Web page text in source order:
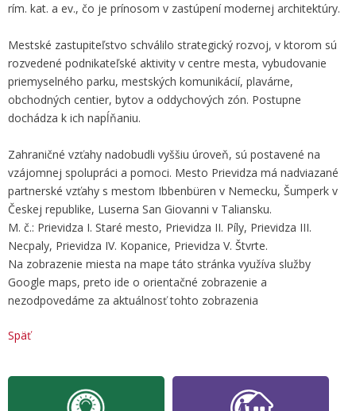
rím. kat. a ev., čo je prínosom v zastúpení modernej architektúry.
Mestské zastupiteľstvo schválilo strategický rozvoj, v ktorom sú
rozvedené podnikateľské aktivity v centre mesta, vybudovanie
priemyselného parku, mestských komunikácií, plavárne,
obchodných centier, bytov a oddychových zón. Postupne
dochádza k ich napĺňaniu.
Zahraničné vzťahy nadobudli vyššiu úroveň, sú postavené na
vzájomnej spolupráci a pomoci. Mesto Prievidza má nadviazané
partnerské vzťahy s mestom Ibbenbüren v Nemecku, Šumperk v
Českej republike, Luserna San Giovanni v Taliansku.
M. č.: Prievidza I. Staré mesto, Prievidza II. Píly, Prievidza III.
Necpaly, Prievidza IV. Kopanice, Prievidza V. Štvrte.
Na zobrazenie miesta na mape táto stránka využíva služby
Google maps, preto ide o orientačné zobrazenie a
nezodpovedáme za aktuálnosť tohto zobrazenia
Späť